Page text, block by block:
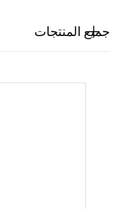
جميع المنتجات